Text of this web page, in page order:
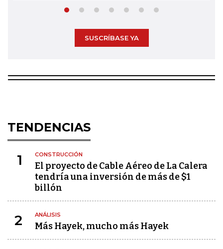
SUSCRÍBASE YA
TENDENCIAS
1 CONSTRUCCIÓN
El proyecto de Cable Aéreo de La Calera
tendría una inversión de más de $1
billón
2 ANÁLISIS
Más Hayek, mucho más Hayek